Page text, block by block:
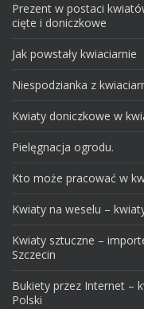
Prezent w postaci
cięte i doniczkowe
Jak powstały kwiaciarnie
Niespodzianka z
Kwiaty doniczkowe w
Pielęgnacja ogrodu.
Kto może pracować w
Kwiaty na weselu –
Kwiaty sztuczne –
Szczecin
Bukiety przez Internet –
Polski